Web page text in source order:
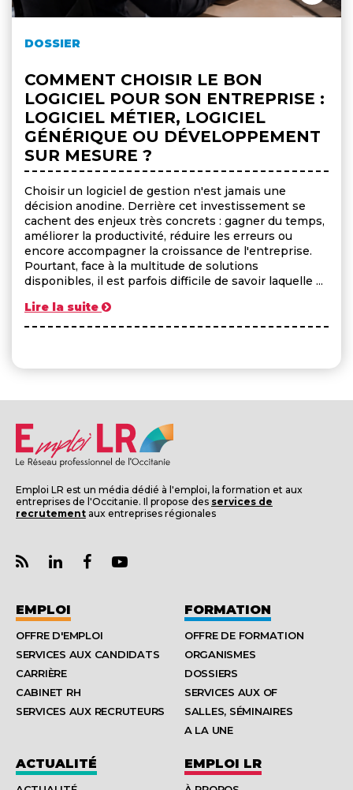
DOSSIER
COMMENT CHOISIR LE BON
LOGICIEL POUR SON ENTREPRISE :
LOGICIEL MÉTIER, LOGICIEL
GÉNÉRIQUE OU DÉVELOPPEMENT
SUR MESURE ?
Choisir un logiciel de gestion n'est jamais une
décision anodine. Derrière cet investissement se
cachent des enjeux très concrets : gagner du temps,
améliorer la productivité, réduire les erreurs ou
encore accompagner la croissance de l'entreprise.
Pourtant, face à la multitude de solutions
disponibles, il est parfois difficile de savoir laquelle ...
Lire la suite
Emploi LR est un média dédié à l'emploi, la formation et aux
entreprises de l'Occitanie. Il propose des services de
recrutement aux entreprises régionales
EMPLOI
OFFRE D'EMPLOI
SERVICES AUX CANDIDATS
CARRIÈRE
CABINET RH
SERVICES AUX RECRUTEURS
FORMATION
OFFRE DE FORMATION
ORGANISMES
DOSSIERS
SERVICES AUX OF
SALLES, SÉMINAIRES
A LA UNE
ACTUALITÉ EMPLOI LR